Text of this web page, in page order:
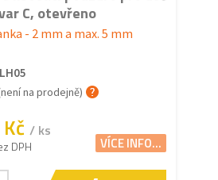
C, otevřeno
- 2 mm a max. 5 mm
na prodejně)
/ ks
DPH VÍCE INFO...